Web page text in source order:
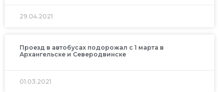
29.04.2021
Проезд в автобусах подорожал с 1 марта в
Архангельске и Северодвинске
01.03.2021